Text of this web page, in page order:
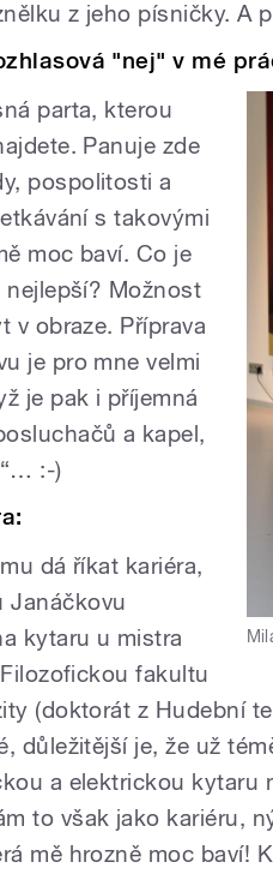
z jeho písničky. A
"nej" v mé
parta, kterou
Panuje zde
pospolitosti a
s takovými
moc baví. Co je
Možnost
v obraze. Příprava
je pro mne velmi
je pak i příjemná
a kapel,
:-)
dá říkat kariéra,
Janáčkovu
kytaru u mistra
fakultu
(doktorát z Hudební
důležitější je, že už
a elektrickou kytaru
to však jako kariéru,
mě hrozně moc baví!